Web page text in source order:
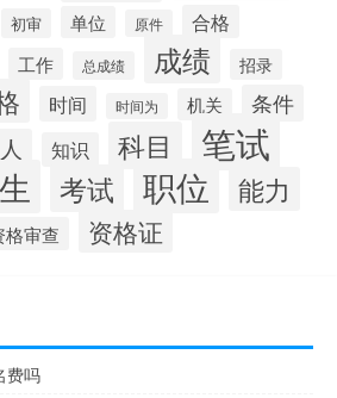
初审 单位 原件 合格
工作 总成绩 成绩 招录
时间 时间为 机关 条件
知识 科目 笔试
考试 职位 能力
格审查 资格证
费吗